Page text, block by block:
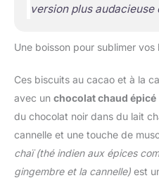
version plus audacieuse
Une boisson pour sublimer vos
Ces biscuits au cacao et à la
avec un chocolat chaud épicé
du chocolat noir dans du lait
cannelle et une touche de
chaï (thé indien aux épices
gingembre et la cannelle) est